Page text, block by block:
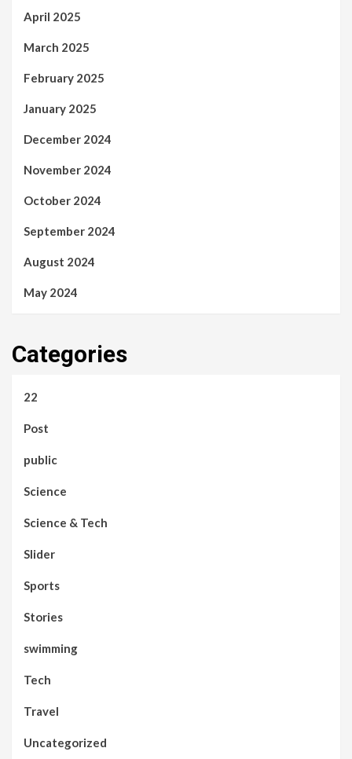
April 2025
March 2025
February 2025
January 2025
December 2024
November 2024
October 2024
September 2024
August 2024
May 2024
Categories
22
Post
public
Science
Science & Tech
Slider
Sports
Stories
swimming
Tech
Travel
Uncategorized